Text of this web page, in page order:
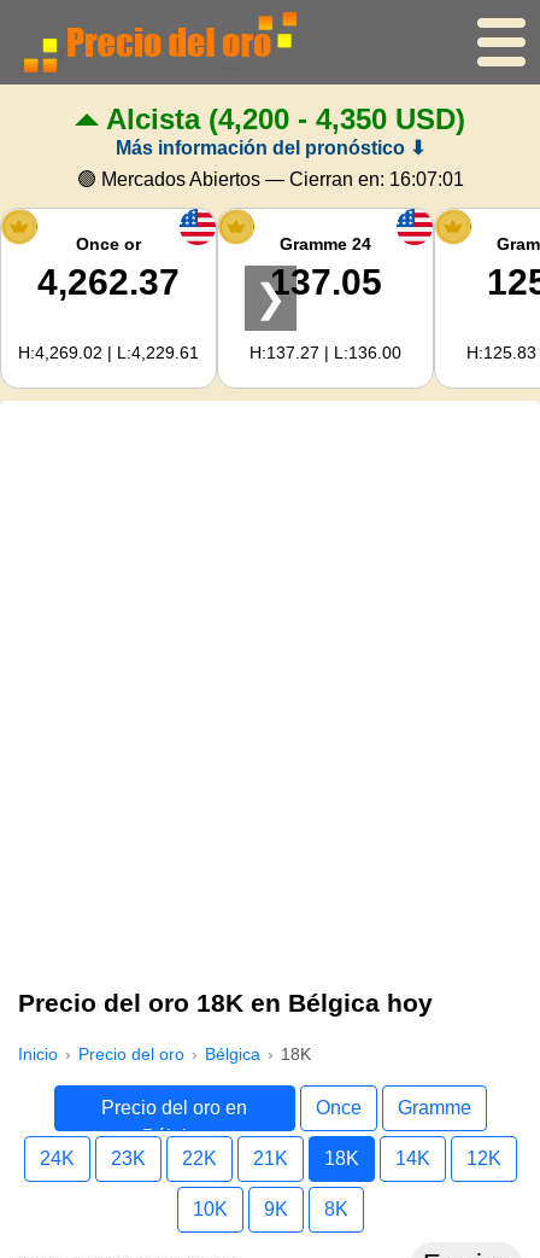
Inicio
Precio del oro
Precio de la plata
Calculadora de oro
Para Webmasters
Alcista(4,200 - 4,350 USD)
Más información del pronóstico ⬇
🟢 Mercados Abiertos — Cierran en: 16:07:01
Once or
4,262.37
H:4,269.02 | L:4,229.61
Gramme 24
137.05
H:137.27 | L:136.00
❯
Precio del oro 18K en Bélgica hoy
Inicio Precio del oro Bélgica 18K
Precio del oro en
Bélgica
Once Gramme
24K 23K 22K 21K 18K 14K 12K
10K 9K 8K